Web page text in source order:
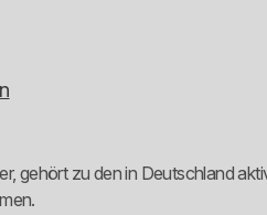
gehört zu den in Deutschland